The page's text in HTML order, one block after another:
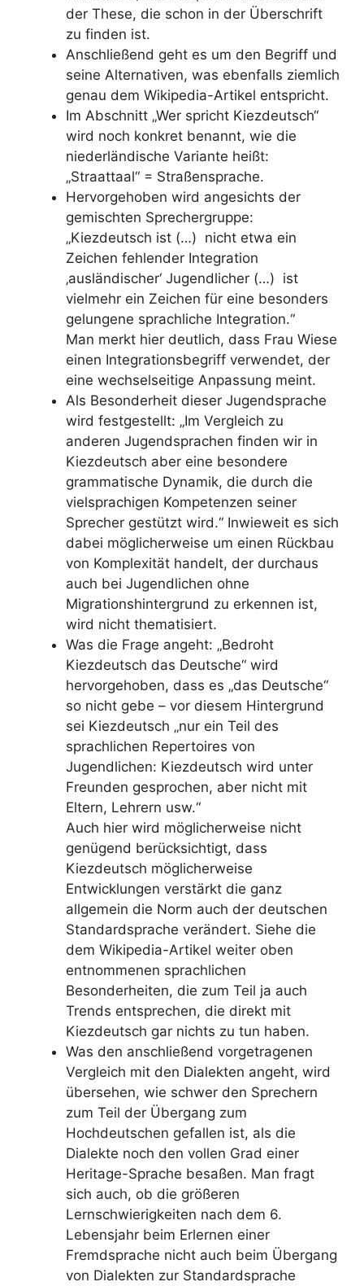
der These, die schon in der Überschrift
zu finden ist.
Anschließend geht es um den Begriff und
seine Alternativen, was ebenfalls ziemlich
genau dem Wikipedia-Artikel entspricht.
Im Abschnitt „Wer spricht Kiezdeutsch“
wird noch konkret benannt, wie die
niederländische Variante heißt:
„Straattaal“ = Straßensprache.
Hervorgehoben wird angesichts der
gemischten Sprechergruppe:
„Kiezdeutsch ist (…) nicht etwa ein
Zeichen fehlender Integration
‚ausländischer‘ Jugendlicher (…) ist
vielmehr ein Zeichen für eine besonders
gelungene sprachliche Integration.“
Man merkt hier deutlich, dass Frau Wiese
einen Integrationsbegriff verwendet, der
eine wechselseitige Anpassung meint.
Als Besonderheit dieser Jugendsprache
wird festgestellt: „Im Vergleich zu
anderen Jugendsprachen finden wir in
Kiezdeutsch aber eine besondere
grammatische Dynamik, die durch die
vielsprachigen Kompetenzen seiner
Sprecher gestützt wird.“ Inwieweit es sich
dabei möglicherweise um einen Rückbau
von Komplexität handelt, der durchaus
auch bei Jugendlichen ohne
Migrationshintergrund zu erkennen ist,
wird nicht thematisiert.
Was die Frage angeht: „Bedroht
Kiezdeutsch das Deutsche“ wird
hervorgehoben, dass es „das Deutsche“
so nicht gebe – vor diesem Hintergrund
sei Kiezdeutsch „nur ein Teil des
sprachlichen Repertoires von
Jugendlichen: Kiezdeutsch wird unter
Freunden gesprochen, aber nicht mit
Eltern, Lehrern usw.“
Auch hier wird möglicherweise nicht
genügend berücksichtigt, dass
Kiezdeutsch möglicherweise
Entwicklungen verstärkt die ganz
allgemein die Norm auch der deutschen
Standardsprache verändert. Siehe die
dem Wikipedia-Artikel weiter oben
entnommenen sprachlichen
Besonderheiten, die zum Teil ja auch
Trends entsprechen, die direkt mit
Kiezdeutsch gar nichts zu tun haben.
Was den anschließend vorgetragenen
Vergleich mit den Dialekten angeht, wird
übersehen, wie schwer den Sprechern
zum Teil der Übergang zum
Hochdeutschen gefallen ist, als die
Dialekte noch den vollen Grad einer
Heritage-Sprache besaßen. Man fragt
sich auch, ob die größeren
Lernschwierigkeiten nach dem 6.
Lebensjahr beim Erlernen einer
Fremdsprache nicht auch beim Übergang
von Dialekten zur Standardsprache